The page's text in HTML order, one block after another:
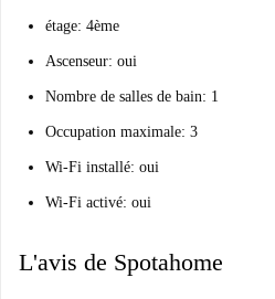
étage: 4ème
Ascenseur: oui
Nombre de salles de bain: 1
Occupation maximale: 3
Wi-Fi installé: oui
Wi-Fi activé: oui
L'avis de Spotahome